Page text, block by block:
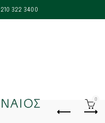
210 322 3400
0